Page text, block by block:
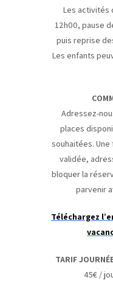
Les activités
12h00, pause
puis reprise
Les enfants
Adressez-
places
souhaitées.
validée,
bloquer la
parvenir
Téléchargez
TARIF
45€ /